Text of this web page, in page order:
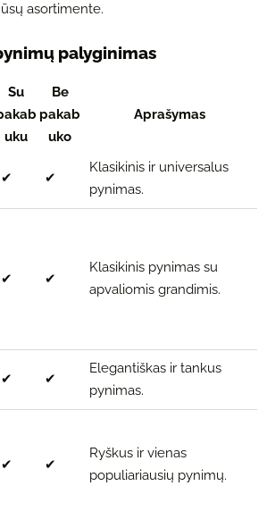
asortimente.
palyginimas
Su
uku
Be
pakab
uko
Aprašymas
✔ ✔
Klasikinis ir universalus
pynimas.
✔
✔
Klasikinis pynimas su
apvaliomis grandimis.
✔ ✔
Elegantiškas ir tankus
pynimas.
✔ ✔
Ryškus ir vienas
populiariausių pynimų.